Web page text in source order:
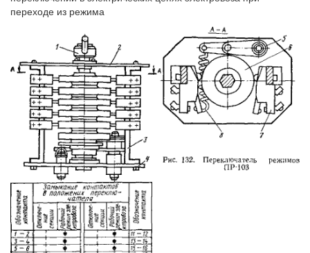
переходе из режима